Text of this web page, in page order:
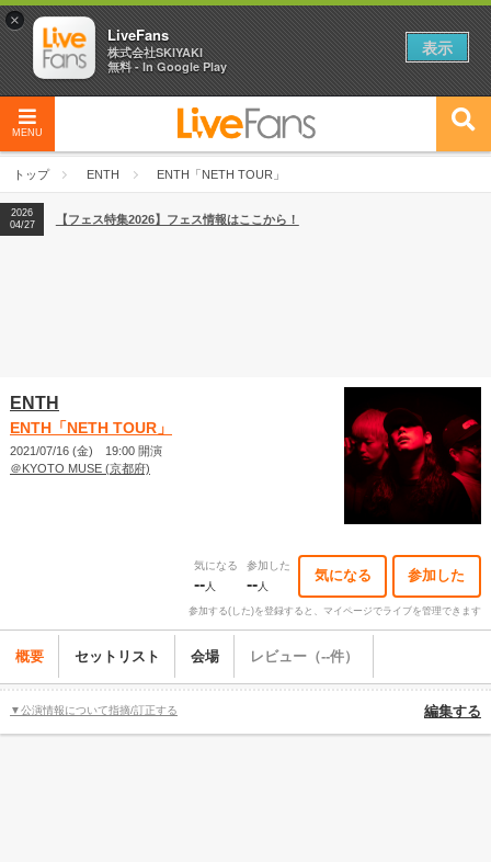
MENU
トップ ENTH ENTH「NETH TOUR」
2026
04/27
2026
【ライブ動員ランキング】2026年上半期編発表！
2026
04/27
【フェス特集2026】フェス情報はここから！
ENTH
ENTH「NETH TOUR」
2021/07/16 (金) 19:00 開演
＠KYOTO MUSE (京都府)
気になる
--人
参加した
--人
気になる 参加した
参加する(した)を登録すると、マイページでライブを管理できます
概要 セットリスト 会場 レビュー（--件）
▼公演情報について指摘/訂正する 編集する
×
LiveFans
株式会社SKIYAKI
無料 - In Google Play
表示